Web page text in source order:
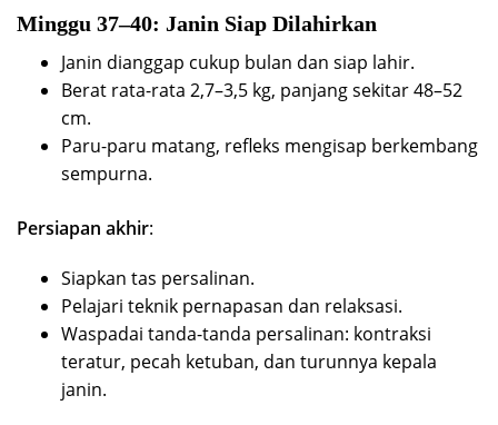
Minggu 37–40: Janin Siap Dilahirkan
Janin dianggap cukup bulan dan siap lahir.
Berat rata-rata 2,7–3,5 kg, panjang sekitar 48–52
cm.
Paru-paru matang, refleks mengisap berkembang
sempurna.
Persiapan akhir:
Siapkan tas persalinan.
Pelajari teknik pernapasan dan relaksasi.
Waspadai tanda-tanda persalinan: kontraksi
teratur, pecah ketuban, dan turunnya kepala
janin.